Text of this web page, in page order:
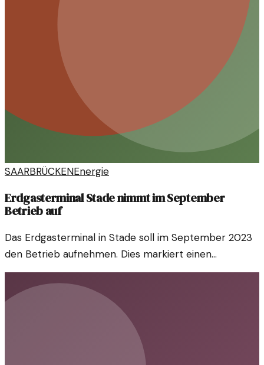
SAARBRÜCKENEnergie
Erdgasterminal Stade nimmt im September
Betrieb auf
Das Erdgasterminal in Stade soll im September 2023
den Betrieb aufnehmen. Dies markiert einen
bedeutenden Schritt in der Energieversorgung
Deutschlands und der zukünftigen Diversifizierung der
Energieträger.